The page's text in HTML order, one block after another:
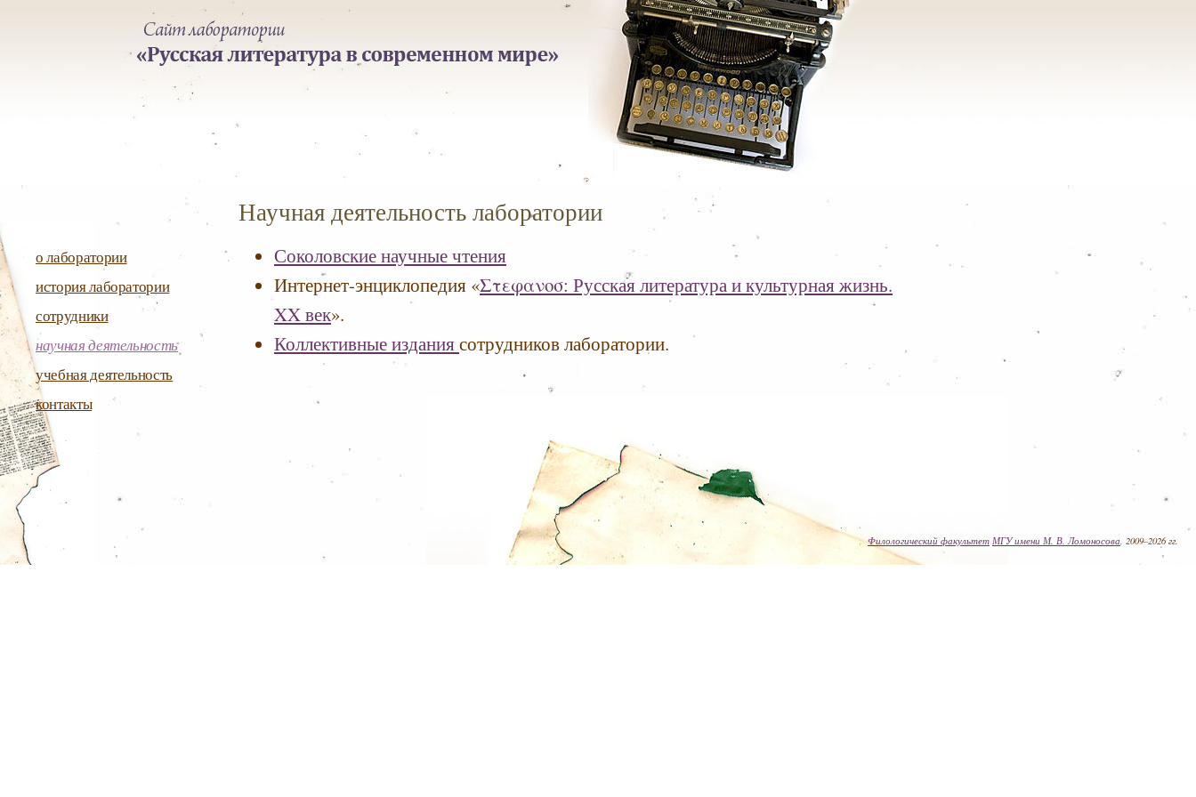
Научная деятельность лаборатории
о лаборатории
история лаборатории
сотрудники
научная деятельность
учебная деятельность
контакты
Соколовские научные чтения
Интернет-энциклопедия «Στεφανοσ: Русская литература и культурная жизнь.
XX век».
Коллективные изданиясотрудников лаборатории.
Филологический факультет МГУ имени М. В. Ломоносова, 2009–2026 гг.